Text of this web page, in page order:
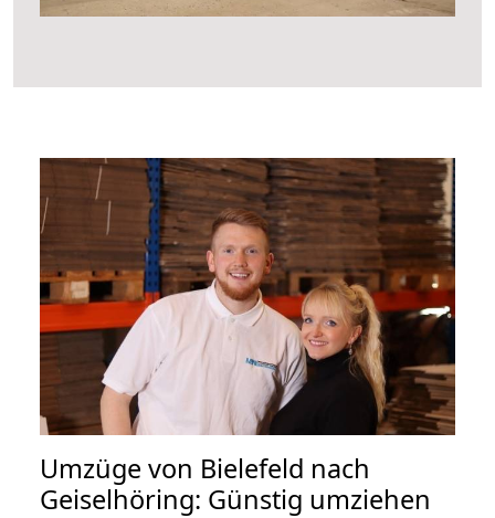
Umzüge von Bielefeld nach
Geiselhöring: Günstig umziehen